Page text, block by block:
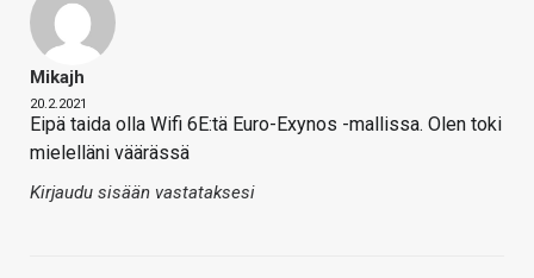
Mikajh
20.2.2021
Eipä taida olla Wifi 6E:tä Euro-Exynos -mallissa. Olen toki
mielelläni väärässä
Kirjaudu sisään vastataksesi